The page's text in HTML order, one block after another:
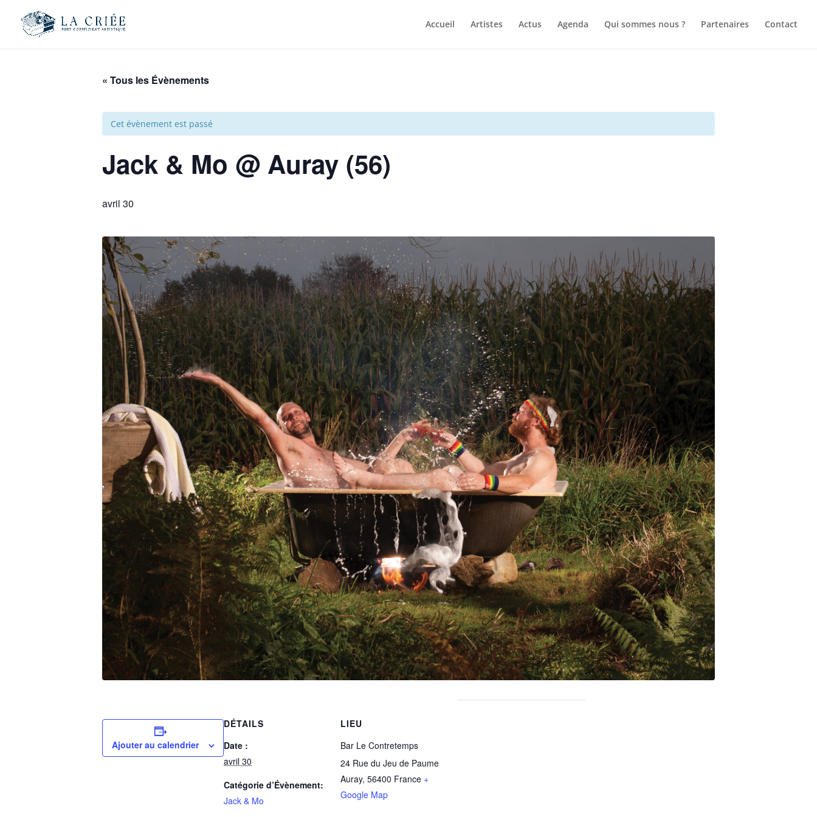
Accueil Artistes Actus Agenda Qui sommes nous ? Partenaires Contact
« Tous les Évènements
Cet évènement est passé
Jack & Mo @ Auray (56)
avril 30
Ajouter au calendrier
DÉTAILS
Date :
avril 30
Catégorie d’Évènement:
Jack & Mo
LIEU
Bar Le Contretemps
24 Rue du Jeu de Paume
Auray, 56400 France +
Google Map